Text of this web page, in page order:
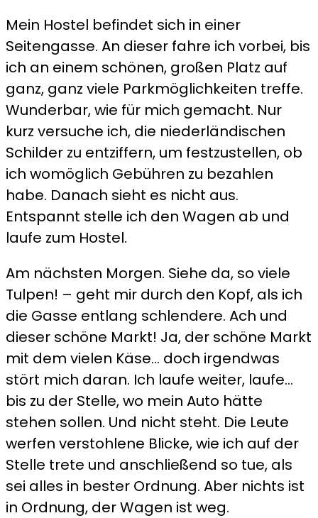
Mein Hostel befindet sich in einer
Seitengasse. An dieser fahre ich vorbei, bis
ich an einem schönen, großen Platz auf
ganz, ganz viele Parkmöglichkeiten treffe.
Wunderbar, wie für mich gemacht. Nur
kurz versuche ich, die niederländischen
Schilder zu entziffern, um festzustellen, ob
ich womöglich Gebühren zu bezahlen
habe. Danach sieht es nicht aus.
Entspannt stelle ich den Wagen ab und
laufe zum Hostel.
Am nächsten Morgen. Siehe da, so viele
Tulpen! – geht mir durch den Kopf, als ich
die Gasse entlang schlendere. Ach und
dieser schöne Markt! Ja, der schöne Markt
mit dem vielen Käse… doch irgendwas
stört mich daran. Ich laufe weiter, laufe…
bis zu der Stelle, wo mein Auto hätte
stehen sollen. Und nicht steht. Die Leute
werfen verstohlene Blicke, wie ich auf der
Stelle trete und anschließend so tue, als
sei alles in bester Ordnung. Aber nichts ist
in Ordnung, der Wagen ist weg.